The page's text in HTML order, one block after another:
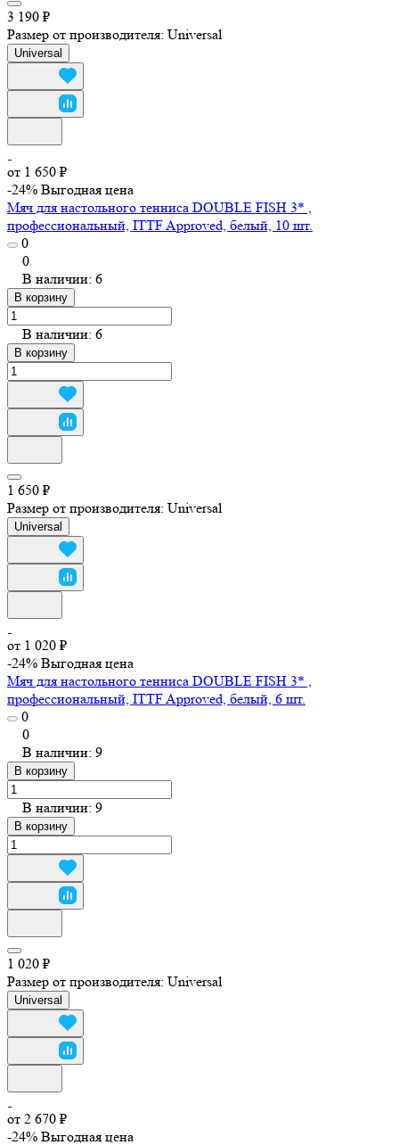
3 190 ₽
Размер от производителя: Universal
Universal
от 1 650 ₽
-24% Выгодная цена
Мяч для настольного тенниса DOUBLE FISH 3* ,
профессиональный, ITTF Approved, белый, 10 шт.
0
0
В наличии: 6
В корзину
В наличии: 6
В корзину
1 650 ₽
Размер от производителя: Universal
Universal
от 1 020 ₽
-24% Выгодная цена
Мяч для настольного тенниса DOUBLE FISH 3* ,
профессиональный, ITTF Approved, белый, 6 шт.
0
0
В наличии: 9
В корзину
В наличии: 9
В корзину
1 020 ₽
Размер от производителя: Universal
Universal
от 2 670 ₽
-24% Выгодная цена